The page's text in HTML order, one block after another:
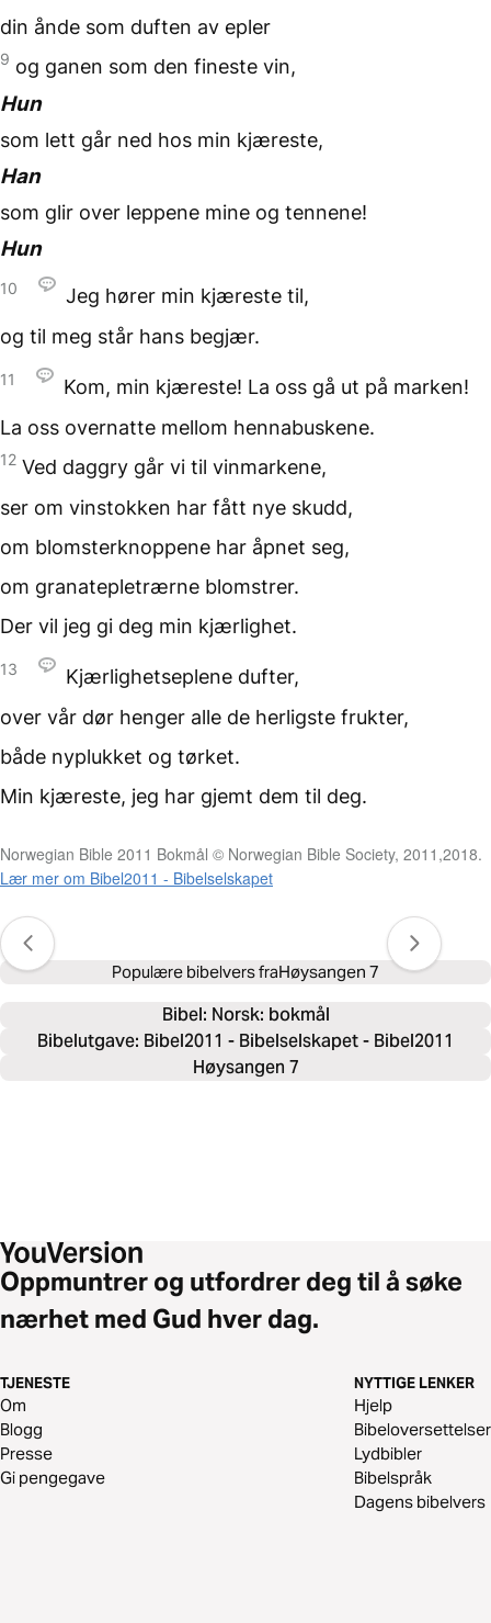
din ånde som duften av epler
9 og ganen som den fineste vin,
Hun
som lett går ned hos min kjæreste,
Han
som glir over leppene mine og tennene!
Hun
10
Jeg hører min kjæreste til,
og til meg står hans begjær.
11 Kom, min kjæreste! La oss gå ut på marken!
La oss overnatte mellom hennabuskene.
12 Ved daggry går vi til vinmarkene,
ser om vinstokken har fått nye skudd,
om blomsterknoppene har åpnet seg,
om granatepletrærne blomstrer.
Der vil jeg gi deg min kjærlighet.
13
Kjærlighetseplene dufter,
over vår dør henger alle de herligste frukter,
både nyplukket og tørket.
Min kjæreste, jeg har gjemt dem til deg.
Norwegian Bible 2011 Bokmål © Norwegian Bible Society, 2011,2018.
Lær mer om Bibel2011 - Bibelselskapet
Populære bibelvers fraHøysangen 7
Bibel: Norsk: bokmål
Bibelutgave: Bibel2011 - Bibelselskapet - Bibel2011
Høysangen 7
Oppmuntrer og utfordrer deg til å søke
nærhet med Gud hver dag.
TJENESTE
Om
Blogg
Presse
Gi pengegave
NYTTIGE LENKER
Hjelp
Bibeloversettelser
Lydbibler
Bibelspråk
Dagens bibelvers